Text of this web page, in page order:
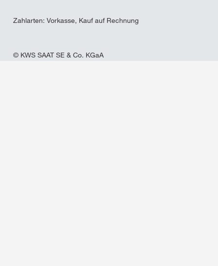
Zahlarten: Vorkasse, Kauf auf Rechnung
© KWS SAAT SE & Co. KGaA